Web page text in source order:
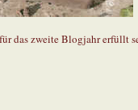
das zweite Blogjahr erfüllt